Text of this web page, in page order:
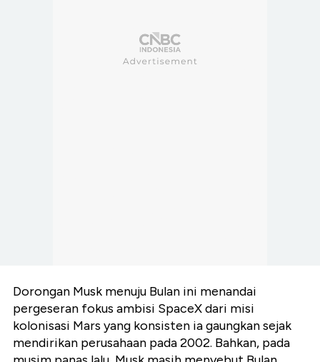
Dorongan Musk menuju Bulan ini menandai
pergeseran fokus ambisi SpaceX dari misi
kolonisasi Mars yang konsisten ia gaungkan sejak
mendirikan perusahaan pada 2002. Bahkan, pada